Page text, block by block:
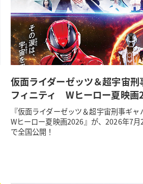
仮面ライダーゼッツ＆超宇宙
フィニティ Wヒーロー夏映画
『仮面ライダーゼッツ＆超宇宙刑事ギ
Wヒーロー夏映画2026』が、2026年7
で全国公開！